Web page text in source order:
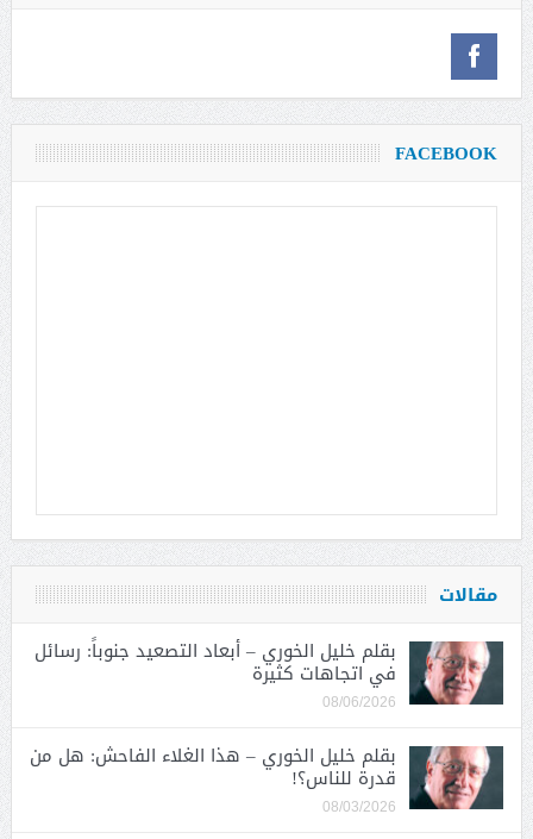
FACEBOOK
مقالات
بقلم خليل الخوري – أبعاد التصعيد جنوباً: رسائل
في اتجاهات كثيرة
08/06/2026
بقلم خليل الخوري – هذا الغلاء الفاحش: هل من
قدرة للناس؟!
08/03/2026